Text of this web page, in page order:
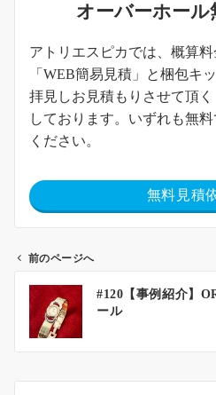
オーバーホール
アトリエスピカでは、概算
「WEB簡易見積」と梱包キ
拝見しお見積もりさせて頂
しております。いずれも無
ください。
無料見積
前のページへ
#120【事例紹介】
ール